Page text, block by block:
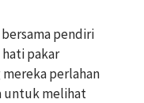
pendiri
pakar
perlahan
untuk melihat